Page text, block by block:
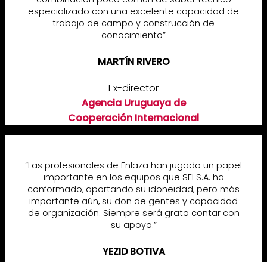
especializado con una excelente capacidad de
trabajo de campo y construcción de
conocimiento”
MARTÍN RIVERO
Ex-director
Agencia Uruguaya de
Cooperación Internacional
“Las profesionales de Enlaza han jugado un papel
importante en los equipos que SEI S.A. ha
conformado, aportando su idoneidad, pero más
importante aún, su don de gentes y capacidad
de organización. Siempre será grato contar con
su apoyo.”
YEZID BOTIVA